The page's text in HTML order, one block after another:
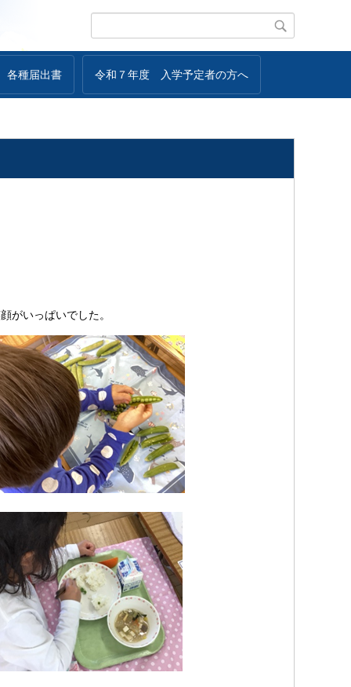
各種届出書 令和７年度 入学予定者の方へ
がいっぱいでした。